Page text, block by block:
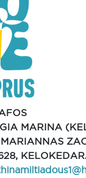
MARINA
MARIANNAS